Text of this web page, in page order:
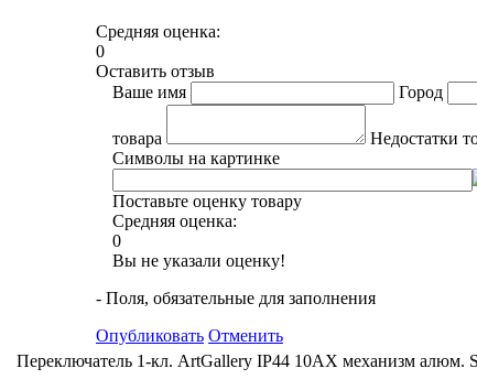
Средняя оценка:
0
Оставить отзыв
Ваше имя
Город
товара
Недостатки
Символы на картинке
Поставьте оценку товару
Средняя оценка:
0
Вы не указали оценку!
- Поля, обязательные для заполнения
Опубликовать Отменить
Переключатель 1-кл. ArtGallery IP44 10AX механизм алюм.